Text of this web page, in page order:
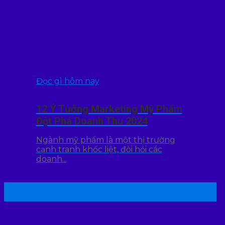
Đọc gì hôm nay
12 Ý Tưởng Marketing Mỹ Phẩm
Đột Phá Doanh Thu 2024
Ngành mỹ phẩm là một thị trường
cạnh tranh khốc liệt, đòi hỏi các
doanh...